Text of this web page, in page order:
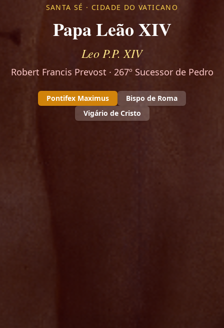
SANTA SÉ · CIDADE DO VATICANO
Papa Leão XIV
Leo P.P. XIV
Robert Francis Prevost · 267º Sucessor de Pedro
Pontifex Maximus
Bispo de Roma
Vigário de Cristo